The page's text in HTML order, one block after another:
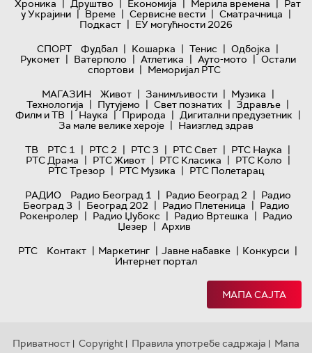
Хроника | Друштво | Економија | Мерила времена | Рат
у Украјини | Време | Сервисне вести | Сматрачница |
Подкаст | ЕУ могућности 2026
СПОРТ
Фудбал | Кошарка | Тенис | Одбојка |
Рукомет | Ватерполо | Атлетика | Ауто-мото | Остали
спортови | Меморијал РТС
МАГАЗИН
Живот | Занимљивости | Музика |
Технологијa | Путујемо | Свет познатих | Здравље |
Филм и ТВ | Наука | Природа | Дигитални предузетник |
За мале велике хероје | Наизглед здрав
ТВ
РТС 1 | РТС 2 | РТС 3 | РТС Свет | РТС Наука |
РТС Драма | РТС Живот | РТС Класика | РТС Коло |
РТС Трезор | РТС Музика | РТС Полетарац
РАДИО
Радио Београд 1 | Радио Београд 2 | Радио
Београд 3 | Београд 202 | Радио Плетеница | Радио
Рокенролер | Радио Џубокс | Радио Вртешка | Радио
Џезер | Архив
РТС
Контакт | Маркетинг | Јавне набавке | Конкурси |
Интернет портал
МАПА САЈТА
Приватност | Copyright | Правила употребе садржаја | Мапа